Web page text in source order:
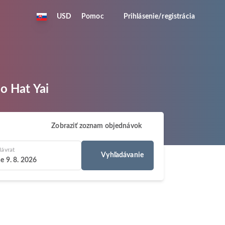
USD Pomoc Prihlásenie/registrácia
Hat Yai
Zobraziť zoznam objednávok
9. 8. 2026
Vyhľadávanie